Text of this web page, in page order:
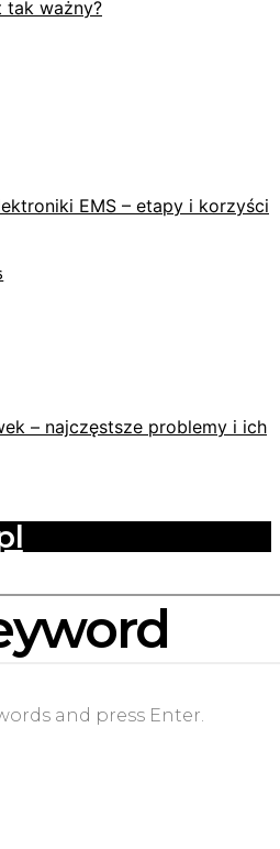
tak ważny?
EMS – etapy i korzyści
– najczęstsze problemy i ich
and press Enter.